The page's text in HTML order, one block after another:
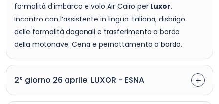
formalità d’imbarco e volo Air Cairo per Luxor.
Incontro con l’assistente in lingua italiana, disbrigo
delle formalità doganali e trasferimento a bordo
della motonave. Cena e pernottamento a bordo.
2° giorno 26 aprile: LUXOR - ESNA